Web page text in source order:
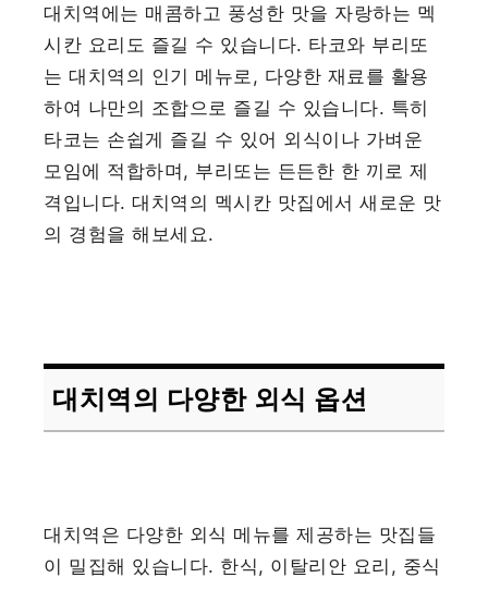
대치역에는 매콤하고 풍성한 맛을 자랑하는 멕
시칸 요리도 즐길 수 있습니다. 타코와 부리또
는 대치역의 인기 메뉴로, 다양한 재료를 활용
하여 나만의 조합으로 즐길 수 있습니다. 특히
타코는 손쉽게 즐길 수 있어 외식이나 가벼운
모임에 적합하며, 부리또는 든든한 한 끼로 제
격입니다. 대치역의 멕시칸 맛집에서 새로운 맛
의 경험을 해보세요.
대치역의 다양한 외식 옵션
대치역은 다양한 외식 메뉴를 제공하는 맛집들
이 밀집해 있습니다. 한식, 이탈리안 요리, 중식